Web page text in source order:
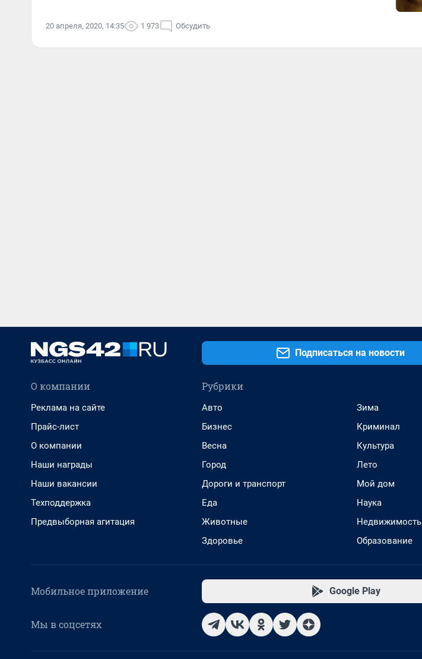
20 апреля, 2020, 14:35 1 973 Обсудить
Подписаться на новости
О компании
Реклама на сайте
Прайс-лист
О компании
Наши награды
Наши вакансии
Техподдержка
Предвыборная агитация
Рубрики
Авто
Бизнес
Весна
Город
Дороги и транспорт
Еда
Животные
Здоровье
Зима
Криминал
Культура
Лето
Мой дом
Наука
Недвижимость
Образование
Мобильное приложение Google Play
Мы в соцсетях